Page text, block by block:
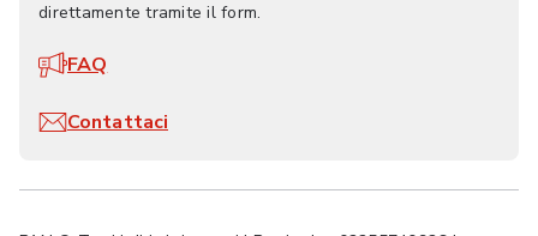
direttamente tramite il form.
FAQ
Contattaci